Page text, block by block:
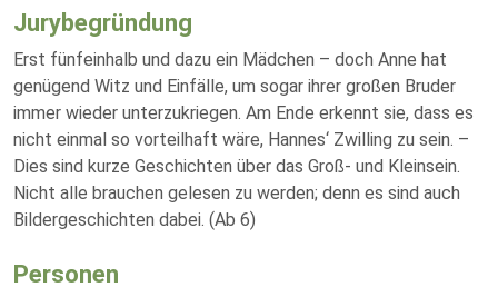
Jurybegründung
Erst fünfeinhalb und dazu ein Mädchen – doch Anne hat
genügend Witz und Einfälle, um sogar ihrer großen Bruder
immer wieder unterzukriegen. Am Ende erkennt sie, dass es
nicht einmal so vorteilhaft wäre, Hannes‘ Zwilling zu sein. –
Dies sind kurze Geschichten über das Groß- und Kleinsein.
Nicht alle brauchen gelesen zu werden; denn es sind auch
Bildergeschichten dabei. (Ab 6)
Personen